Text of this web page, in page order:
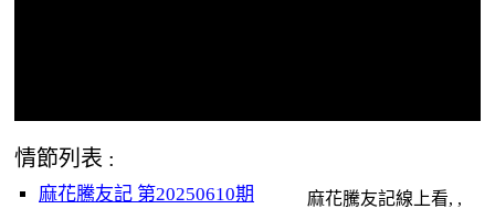
情節列表 :
麻花騰友記 第20250610期
麻花騰友記線上看, ,